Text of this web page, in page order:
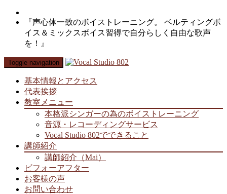
『声心体一致のボイストレーニング。 ベルティングボ
イス＆ミックスボイス習得で自分らしく自由な歌声
を！』
Toggle navigation
基本情報とアクセス
代表挨拶
教室メニュー
本格派シンガーの為のボイストレーニング
音源・レコーディングサービス
Vocal Studio 802でできること
講師紹介
講師紹介（Mai）
ビフォーアフター
お客様の声
お問い合わせ